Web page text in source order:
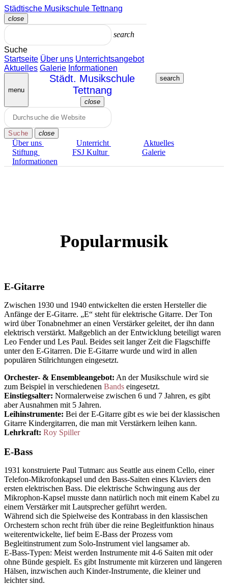
Zum
Inhalt
springen
Städtische Musikschule Tettnang
close
Menü
search
Suche
Startseite Über uns Unterrichts­angebot
Aktuelles Galerie Informationen
menu
close
Menü
search
Suche close
Über uns Unterricht
Aktuelles
Stiftung
FSJ Kultur
Galerie
Informationen
Popularmusik
E-Gitarre
Zwischen 1930 und 1940 entwickelten die ersten Hersteller die
Anfänge der E-Gitarre. „E“ steht für elektrische Gitarre. Der Ton
wird über Tonabnehmer an einen Verstärker geleitet, der ihn dann
elektrisch verstärkt. Maßgeblich an der Entwicklung beteiligt waren
Leo Fender und Les Paul. Beides seit langer Zeit die Flagschiffe
unter den E-Gitarren. Die E-Gitarre wurde und wird in allen
populären Stilrichtungen eingesetzt.
Orchester- & Ensembleangebot: An der Musikschule wird sie
zum Beispiel in verschiedenen Bands eingesetzt.
Einstiegsalter: Normalerweise zwischen 6 und 7 Jahren, es gibt
aber Ausnahmen mit 5 Jahren.
Leihinstrumente: Bei der E-Gitarre gibt es wie bei der klassischen
Gitarre Kindergitarren, die man mit Verstärkern leihen kann.
Lehrkraft: Roy Spiller
E-Bass
1931 konstruierte Paul Tutmarc aus Seattle aus einem Cello, einer
Telefon-Mikrofonkapsel und den Bass-Saiten eines Klaviers den
ersten elektrischen Bass. Die elektrische Schwingung aus der
Mikrophon-Kapsel musste dann natürlich noch mit einem Kabel zu
einem Verstärker mit Lautsprecher geführt werden.
Während sich die Spielweise des Kontrabass in den klassischen
Orchestern schon recht früh über die reine Begleitfunktion hinaus
weiterentwickelte, lief beim E-Bass der Prozess vom
Begleitinstrument zum Solo-Instrument viel langsamer ab.
E-Bass-Typen: Meist werden Instrumente mit 4-6 Saiten mit oder
ohne Bünde gespielt. Es gibt Instrumente mit kürzeren und längeren
Hälsen, inzwischen auch Kinder-Instrumente, die kleiner und
leichter sind.